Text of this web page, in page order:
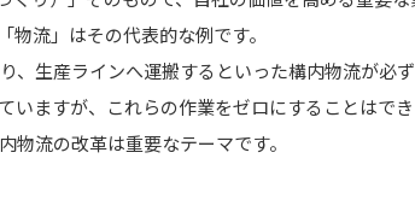
流」はその代表的な例です。
、生産ラインへ運搬するといった構内物流が必ず
いますが、これらの作業をゼロにすることはでき
流の改革は重要なテーマです。